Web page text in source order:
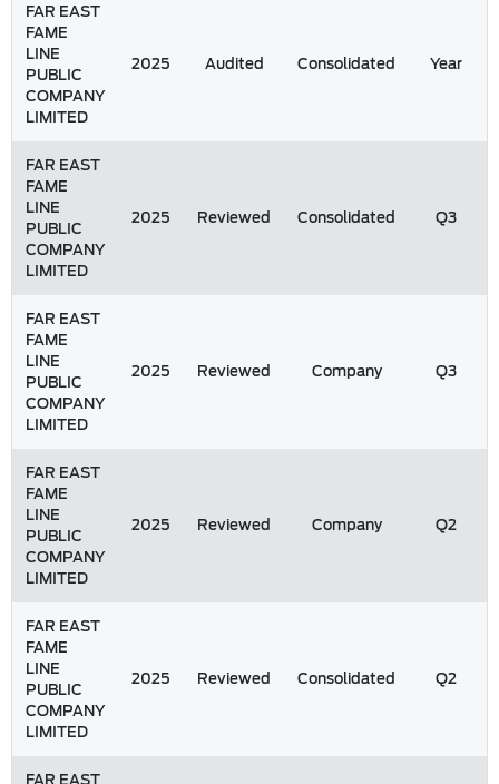
FAR EAST
FAME
LINE
PUBLIC
COMPANY
LIMITED
2025 Audited Consolidated Year
FAR EAST
FAME
LINE
PUBLIC
COMPANY
LIMITED
2025 Reviewed Consolidated Q3
FAR EAST
FAME
LINE
PUBLIC
COMPANY
LIMITED
2025 Reviewed Company Q3
FAR EAST
FAME
LINE
PUBLIC
COMPANY
LIMITED
2025 Reviewed Company Q2
FAR EAST
FAME
LINE
PUBLIC
COMPANY
LIMITED
2025 Reviewed Consolidated Q2